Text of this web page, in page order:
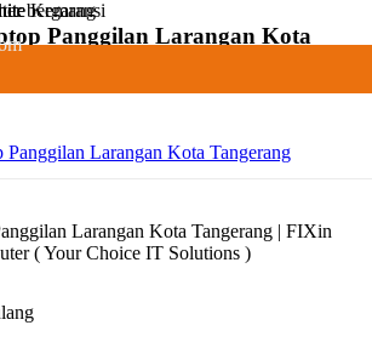
Panggilan Larangan Kota
Panggilan Larangan Kota Tangerang
Larangan Kota Tangerang | FIXin
( Your Choice IT Solutions )